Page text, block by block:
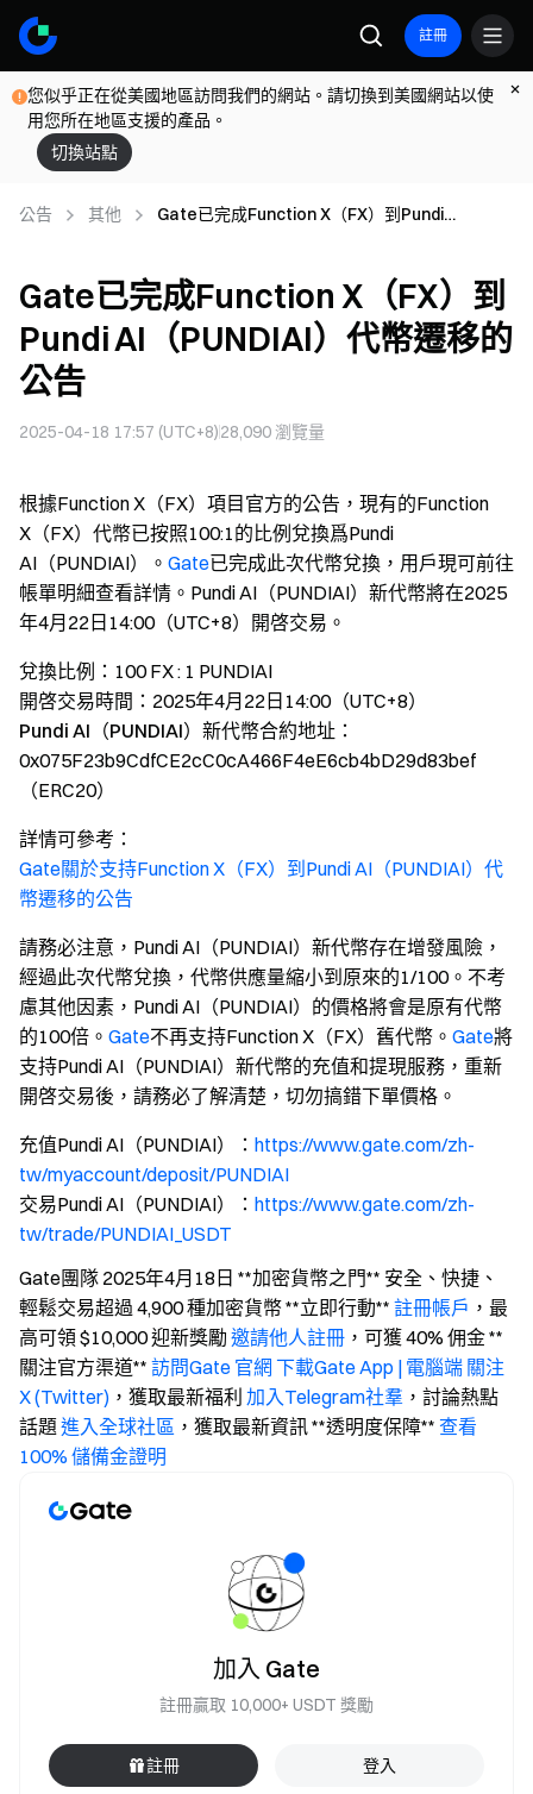
註冊
您似乎正在從美國地區訪問我們的網站。請切換到美國網站以使
用您所在地區支援的產品。
切換站點
公告 其他
Gate已完成Function X（FX）到Pundi
Gate已完成Function X（FX）到
Pundi AI（PUNDIAI）代幣遷移的
公告
2025-04-18 17:57 (UTC+8)28,090 瀏覽量
根據Function X（FX）項目官方的公告，現有的Function
X（FX）代幣已按照100:1的比例兌換爲Pundi
AI（PUNDIAI）。 Gate已完成此次代幣兌換，用戶現可前往
帳單明細查看詳情。Pundi AI（PUNDIAI）新代幣將在2025
年4月22日14:00（UTC+8）開啓交易。
兌換比例 ：100 FX : 1 PUNDIAI
開啓交易時間 ：2025年4月22日14:00（UTC+8）
Pundi AI（PUNDIAI）新代幣合約地址 ：
0x075F23b9CdfCE2cC0cA466F4eE6cb4bD29d83bef
（ERC20）
詳情可參考 ：
Gate關於支持Function X（FX）到Pundi AI（PUNDIAI）代
幣遷移的公告
請務必注意，Pundi AI（PUNDIAI）新代幣存在增發風險，
經過此次代幣兌換，代幣供應量縮小到原來的1/100。不考
慮其他因素，Pundi AI（PUNDIAI）的價格將會是原有代幣
的100倍。 Gate不再支持Function X（FX）舊代幣。 Gate將
支持Pundi AI（PUNDIAI）新代幣的充值和提現服務，重新
開啓交易後，請務必了解清楚，切勿搞錯下單價格。
充值Pundi AI（PUNDIAI）： https://www.gate.com/zh-
tw/myaccount/deposit/PUNDIAI
交易Pundi AI（PUNDIAI）： https://www.gate.com/zh-
tw/trade/PUNDIAI_USDT
Gate團隊 2025年4月18日 **加密貨幣之門** 安全、快捷、
輕鬆交易超過 4,900 種加密貨幣 **立即行動** 註冊帳戶 ，最
高可領 $10,000 迎新獎勵 邀請他人註冊 ，可獲 40% 佣金 **
關注官方渠道** 訪問Gate 官網 下載Gate App | 電腦端 關注
X (Twitter) ，獲取最新福利 加入Telegram社羣 ，討論熱點
話題進入全球社區 ，獲取最新資訊 **透明度保障** 查看
100% 儲備金證明
加入 Gate
註冊贏取 10,000+ USDT 獎勵
註冊 登入